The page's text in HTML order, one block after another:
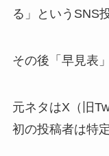
る」というSNS
その後「早見表
元ネタはX（旧
初の投稿者は特